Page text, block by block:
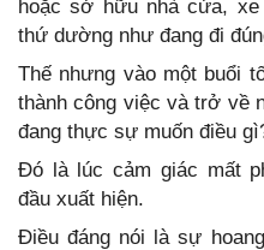
hoặc sở hữu nhà cửa,
thứ dường như đang đi
Thế nhưng vào một buổi
thành công việc và trở về
đang thực sự muốn điều
Đó là lúc cảm giác mất
đầu xuất hiện.
Điều đáng nói là sự